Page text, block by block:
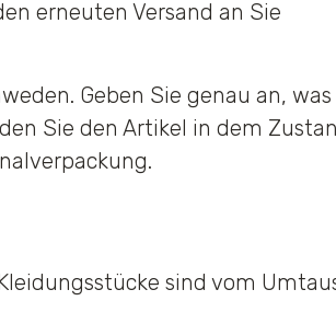
erneuten Versand an Sie
Geben Sie genau an, was
Sie den Artikel in dem
sind vom